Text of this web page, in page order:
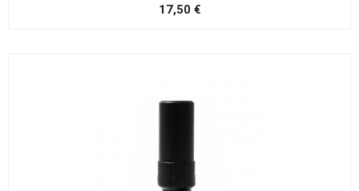
17,50 €Precio